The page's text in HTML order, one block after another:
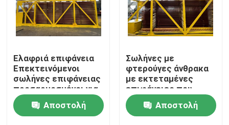
Σπειροειδής σωλήνας πτερυγίων
Εξωθημένος σωλήνας πτερυγίων
Σερπεντίνιο σωλήνα
Ελαφριά επιφάνεια
Επεκτεινόμενοι
σωλήνες επιφάνειας
προσαρμοσμένοι για
αποτελεσματικότητα
Αποστολή
Σωλήνες με
φτερούγες άνθρακα
με εκτεταμένες
επιφάνειες που
βελτιώνουν την
απόδοση μεταφοράς
θερμότητας
Αποστολή